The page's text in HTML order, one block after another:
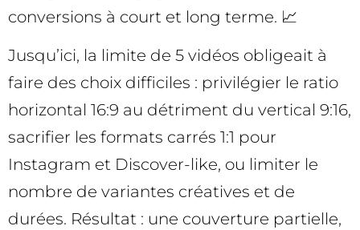
conversions à court et long terme. 📈
Jusqu’ici, la limite de 5 vidéos obligeait à
faire des choix difficiles : privilégier le ratio
horizontal 16:9 au détriment du vertical 9:16,
sacrifier les formats carrés 1:1 pour
Instagram et Discover-like, ou limiter le
nombre de variantes créatives et de
durées. Résultat : une couverture partielle,